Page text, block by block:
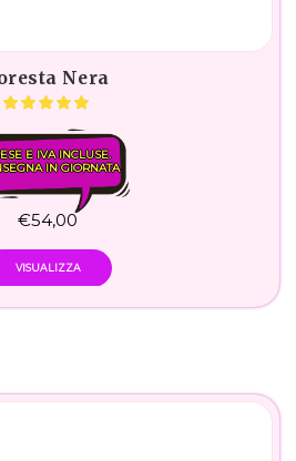
Nera
E IVA INCLUSE.
IN GIORNATA
€54,00
VISUALIZZA